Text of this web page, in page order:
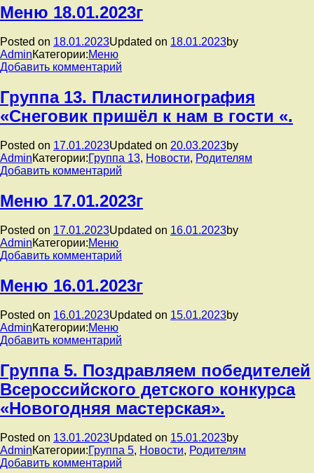
Группа
1.
бюро
техник».
Меню 18.01.2023г
Posted on 18.01.2023Updated on 18.01.2023by
AdminКатегории:Меню
Добавить комментарий
Меню
18.01.2023г
Группа 13. Пластилинография
«Снеговик пришёл к нам в гости «.
Posted on 17.01.2023Updated on 20.03.2023by
AdminКатегории:Группа 13, Новости, Родителям
Добавить комментарий
Группа
13.
«Снеговик
к
в
гости «.
Меню 17.01.2023г
Posted on 17.01.2023Updated on 16.01.2023by
AdminКатегории:Меню
Добавить комментарий
Меню
17.01.2023г
Меню 16.01.2023г
Posted on 16.01.2023Updated on 15.01.2023by
AdminКатегории:Меню
Добавить комментарий
Меню
16.01.2023г
Группа 5. Поздравляем победителей
Всероссийского детского конкурса
«Новогодняя мастерская».
Posted on 13.01.2023Updated on 15.01.2023by
AdminКатегории:Группа 5, Новости, Родителям
Добавить комментарий